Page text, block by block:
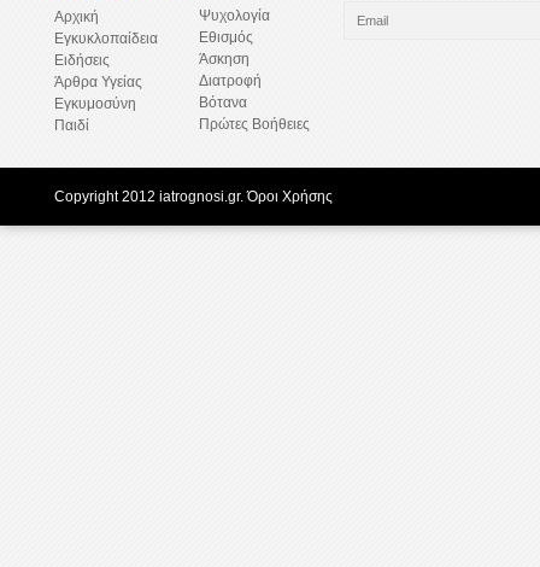
Αρχική
Εγκυκλοπαίδεια
Ειδήσεις
Άρθρα Υγείας
Εγκυμοσύνη
Παιδί
Ψυχολογία
Εθισμός
Άσκηση
Διατροφή
Βότανα
Πρώτες Βοήθειες
Copyright 2012 iatrognosi.gr.Όροι Χρήσης